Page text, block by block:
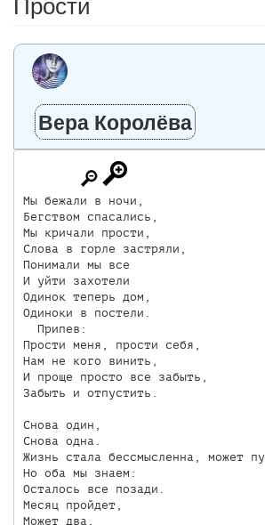
Вера Королёва
Мы бежали в ночи,
Бегством спасались,
Мы кричали прости,
Слова в горле заcтряли,
Понимали мы все
И уйти захотели
Одинок теперь дом,
Одиноки в постели.
  Припев:
Прости меня, прости себя,
Нам не кого винить,
И проще просто все забыть,
Забыть и отпустить.
Снова один,
Снова одна.
Жизнь стала бессмысленна, может
Но оба мы знаем:
Осталось все позади.
Месяц пройдет,
Может два,